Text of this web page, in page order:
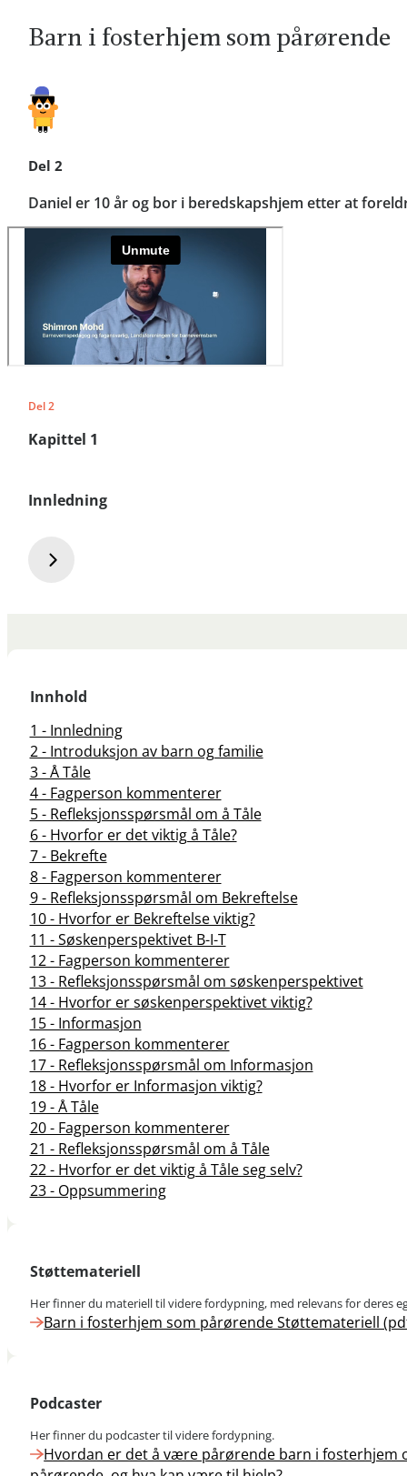
Barn i fosterhjem som pårørende
Del 2
Daniel er 10 år og bor i beredskapshjem etter at
Del 2
Kapittel 1
Innledning
Innhold
1 - Innledning
2 - Introduksjon av barn og familie
3 - Å Tåle
4 - Fagperson kommenterer
5 - Refleksjonsspørsmål om å Tåle
6 - Hvorfor er det viktig å Tåle?
7 - Bekrefte
8 - Fagperson kommenterer
9 - Refleksjonsspørsmål om Bekreftelse
10 - Hvorfor er Bekreftelse viktig?
11 - Søskenperspektivet B-I-T
12 - Fagperson kommenterer
13 - Refleksjonsspørsmål om søskenperspektivet
14 - Hvorfor er søskenperspektivet viktig?
15 - Informasjon
16 - Fagperson kommenterer
17 - Refleksjonsspørsmål om Informasjon
18 - Hvorfor er Informasjon viktig?
19 - Å Tåle
20 - Fagperson kommenterer
21 - Refleksjonsspørsmål om å Tåle
22 - Hvorfor er det viktig å Tåle seg selv?
23 - Oppsummering
Støttemateriell
Her finner du materiell til videre fordypning, med relevans for deres
Barn i fosterhjem som pårørende Støttemateriell
Podcaster
Her finner du podcaster til videre fordypning.
Hvordan er det å være pårørende barn i fosterhjem